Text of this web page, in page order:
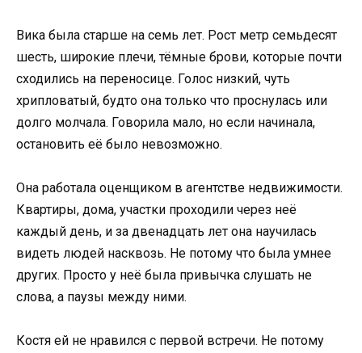
Вика была старше на семь лет. Рост метр семьдесят
шесть, широкие плечи, тёмные брови, которые почти
сходились на переносице. Голос низкий, чуть
хрипловатый, будто она только что проснулась или
долго молчала. Говорила мало, но если начинала,
остановить её было невозможно.
Она работала оценщиком в агентстве недвижимости.
Квартиры, дома, участки проходили через неё
каждый день, и за двенадцать лет она научилась
видеть людей насквозь. Не потому что была умнее
других. Просто у неё была привычка слушать не
слова, а паузы между ними.
Костя ей не нравился с первой встречи. Не потому